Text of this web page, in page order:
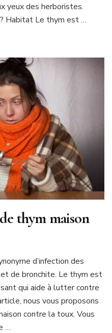
yeux des herboristes.
Habitat Le thym est …
thym maison
d’infection des
de bronchite. Le thym est
qui aide à lutter contre
nous vous proposons
contre la toux. Vous
…